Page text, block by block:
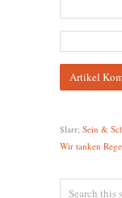
$larr; Sein &
Wir tanken